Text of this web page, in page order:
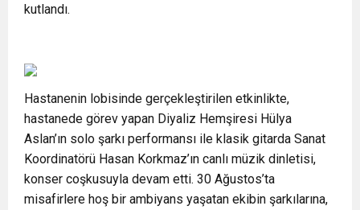
kutlandı.
Hastanenin lobisinde gerçekleştirilen etkinlikte,
hastanede görev yapan Diyaliz Hemşiresi Hülya
Aslan’ın solo şarkı performansı ile klasik gitarda Sanat
Koordinatörü Hasan Korkmaz’ın canlı müzik dinletisi,
konser coşkusuyla devam etti. 30 Ağustos’ta
misafirlere hoş bir ambiyans yaşatan ekibin şarkılarına,